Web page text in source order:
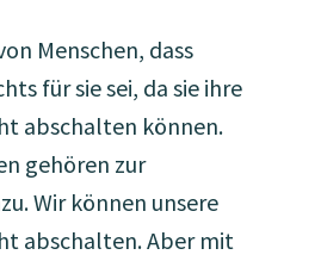
Menschen, dass
für sie sei, da sie ihre
abschalten können.
gehören zur
Wir können unsere
abschalten. Aber mit